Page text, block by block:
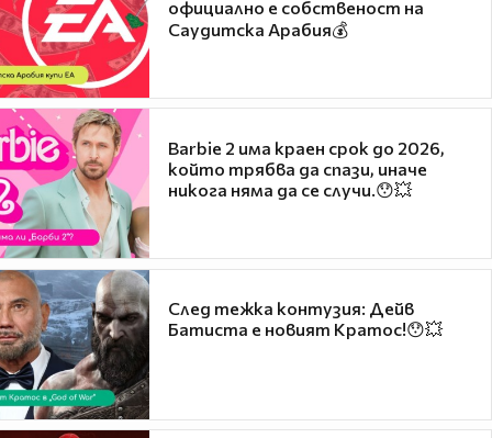
официално е собственост на
Саудитска Арабия💰
Barbie 2 има краен срок до 2026,
който трябва да спази, иначе
никога няма да се случи.😯💥
След тежка контузия: Дейв
Батиста е новият Кратос!😯💥